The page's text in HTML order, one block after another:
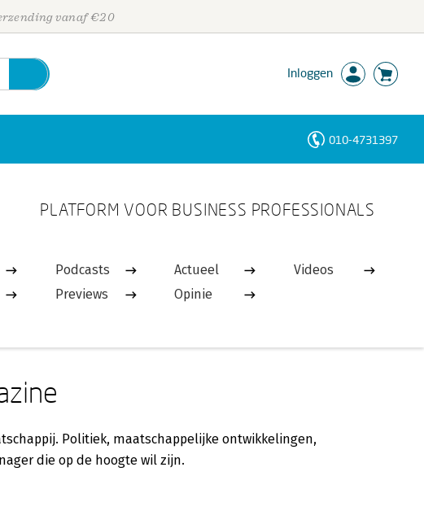
vanaf €20
Inloggen
010-4731397
PLATFORM VOOR BUSINESS PROFESSIONALS
Podcasts
Previews
Actueel
Opinie
Videos
Politiek, maatschappelijke ontwikkelingen,
die op de hoogte wil zijn.
Personen
Trefwoorden